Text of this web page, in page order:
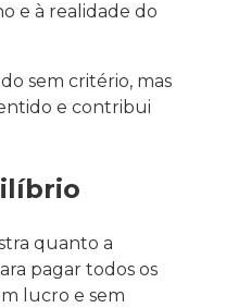
e à realidade do
sem critério, mas
e contribui
quanto a
pagar todos os
lucro e sem